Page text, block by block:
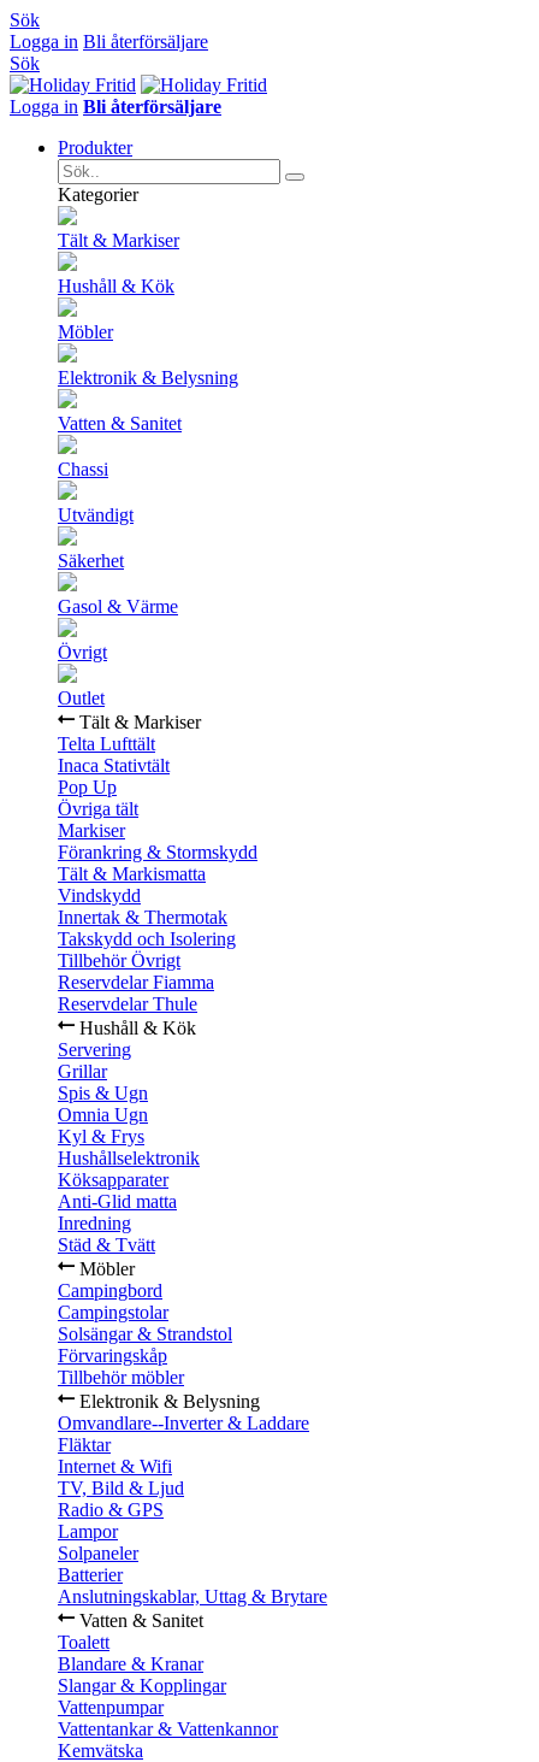
Sök
Logga in Bli återförsäljare
Sök
Logga in Bli återförsäljare
Produkter
Kategorier
Tält & Markiser
Hushåll & Kök
Möbler
Elektronik & Belysning
Vatten & Sanitet
Chassi
Utvändigt
Säkerhet
Gasol & Värme
Övrigt
Outlet
Tält & Markiser
Telta Lufttält
Inaca Stativtält
Pop Up
Övriga tält
Markiser
Förankring & Stormskydd
Tält & Markismatta
Vindskydd
Innertak & Thermotak
Takskydd och Isolering
Tillbehör Övrigt
Reservdelar Fiamma
Reservdelar Thule
Hushåll & Kök
Servering
Grillar
Spis & Ugn
Omnia Ugn
Kyl & Frys
Hushållselektronik
Köksapparater
Anti-Glid matta
Inredning
Städ & Tvätt
Möbler
Campingbord
Campingstolar
Solsängar & Strandstol
Förvaringskåp
Tillbehör möbler
Elektronik & Belysning
Omvandlare--Inverter & Laddare
Fläktar
Internet & Wifi
TV, Bild & Ljud
Radio & GPS
Lampor
Solpaneler
Batterier
Anslutningskablar, Uttag & Brytare
Vatten & Sanitet
Toalett
Blandare & Kranar
Slangar & Kopplingar
Vattenpumpar
Vattentankar & Vattenkannor
Kemvätska